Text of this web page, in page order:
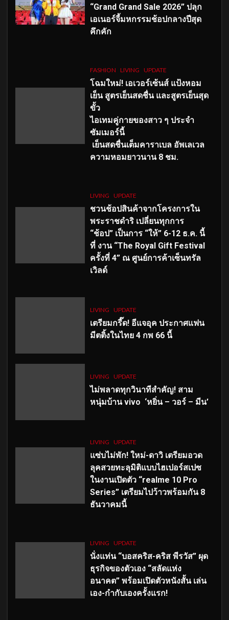
“Grand Grand Sale 2026” ปลุก
เอเนอร์จี้มหกรรมช้อปกลางปีสุด
คึกคัก
FASHION LIVING UPDATE
โฉมใหม่! เอเวอร์เซ้นส์ แป้งหอม
เย็น สูตรเย็นสดชื่น และสูตรเย็นสุด
ขั้ว
ไอเทมคู่กายของสาว ๆ ประจำ
ซัมเมอร์นี้
เย็นสดชื่นเต็มคาราเบล อัพเลเวล
ความหอมยาวนาน 8 ชม.
LIVING UPDATE
ชวนช้อปสินค้าจากโครงการใน
พระราชดำริ เปลี่ยนทุกการ
“ช้อป” เป็นการ “ให้” 6-12 ธ.ค. นี้
ที่ งาน “The Royal Gift Festival
ครั้งที่ 4” ณ ศูนย์การค้าเซ็นทรัล
เวิลด์
LIVING UPDATE
เตรียมกรี๊ด! อีแจอุค ประกาศแฟน
มีตติ้งในไทย 4 กพ 66 นี้
LIVING UPDATE
ไม่พลาดทุกวินาทีสำคัญ! สาม
หนุ่มบ้าน vivo ‘หยิ่น – วอร์ – มีน’
LIVING UPDATE
แซ่บไม่พัก! ใหม่-ดาวิ เตรียมอวด
ลุคสวยทะลุมิติแบบไฮเปอร์สเปซ
ในงานเปิดตัว “realme 10 Pro
Series” เตรียมไปว้าวพร้อมกัน 8
ธันวาคมนี้
LIVING UPDATE
นั่งแท่น “บอสคริส-คริส พีรวัส” ผุด
ธุรกิจของตัวเอง “สลัดแห่ง
อนาคต” พร้อมเปิดตัวหนังสั้น เล่น
เอง-กำกับเองครั้งแรก!